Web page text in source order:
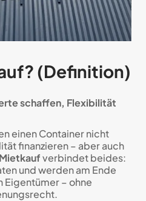
(Definition)
schaffen, Flexibilität
einen Container nicht
finanzieren – aber auch
Mietkaufverbindet beides:
und werden am Ende
Eigentümer – ohne